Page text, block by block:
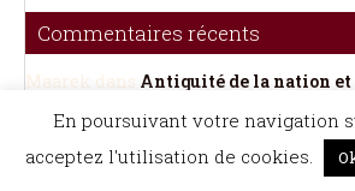
Commentaires récents
Maarek dans Antiquité de la nation et
De BergdansFleur des proverbes
Françoise Gazzola dans Quand l’IA
encyclopédie “hallucinée” :
En poursuivant votre navigation
acceptez l'utilisation de cookies.